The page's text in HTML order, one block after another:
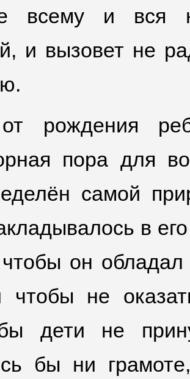
всему и вся
и вызовет не
рождения
пора для
самой
в
чтобы он
чтобы не
дети не
бы ни